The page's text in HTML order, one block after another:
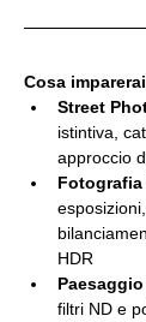
Cosa imparerai
Street
istintiva,
approccio
HDR
filtri ND e